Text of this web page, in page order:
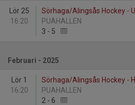
Lör 25
16:20
Sörhaga/Alingsås Hockey -
PUAHALLEN
3 - 5
Februari - 2025
Lör 1
16:20
Sörhaga/Alingsås Hockey -
PUAHALLEN
2 - 6